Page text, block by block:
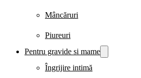
Mâncăruri
Piureuri
Pentru gravide si mame
Îngrijire intimă